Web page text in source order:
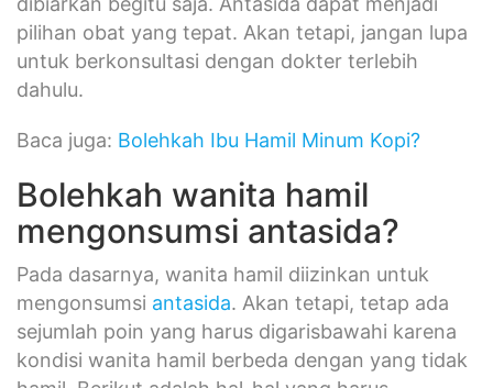
pilihan obat yang tepat. Akan tetapi, jangan lupa
untuk berkonsultasi dengan dokter terlebih
dahulu.
Baca juga: Bolehkah Ibu Hamil Minum Kopi?
Bolehkah wanita hamil
mengonsumsi antasida?
Pada dasarnya, wanita hamil diizinkan untuk
mengonsumsi antasida. Akan tetapi, tetap ada
sejumlah poin yang harus digarisbawahi karena
kondisi wanita hamil berbeda dengan yang tidak